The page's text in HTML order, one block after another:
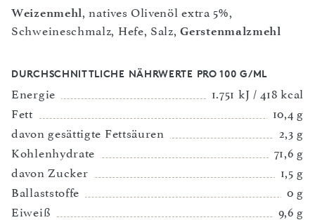
Weizenmehl, natives Olivenöl extra 5%,
Schweineschmalz, Hefe, Salz,Gerstenmalzmehl
DURCHSCHNITTLICHE NÄHRWERTE PRO 100 G/ML
Energie
1.751 kJ / 418 kcal
Fett
10,4 g
davon gesättigte Fettsäuren
2,3 g
Kohlenhydrate
71,6 g
davon Zucker
1,5 g
Ballaststoffe
0 g
Eiweiß
9,6 g